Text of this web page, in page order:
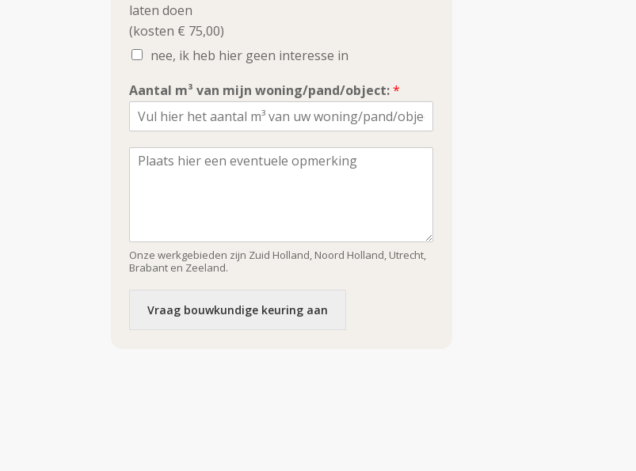
laten doen
(kosten € 75,00)
nee, ik heb hier geen interesse in
Aantal m³ van mijn woning/pand/object:*
Onze werkgebieden zijn Zuid Holland, Noord Holland, Utrecht,
Brabant en Zeeland.
Vraag bouwkundige keuring aan